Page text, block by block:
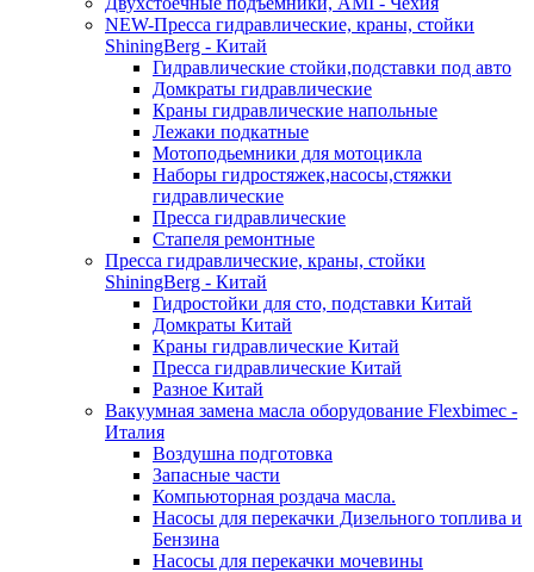
NEW-Пресса гидравлические, краны, стойки
ShiningBerg - Китай
Гидравлические стойки,подставки под авто
Домкраты гидравлические
Краны гидравлические напольные
Лежаки подкатные
Мотоподьемники для мотоцикла
Наборы гидростяжек,насосы,стяжки
гидравлические
Пресса гидравлические
Стапеля ремонтные
Пресса гидравлические, краны, стойки
ShiningBerg - Китай
Гидростойки для сто, подставки Китай
Домкраты Китай
Краны гидравлические Китай
Пресса гидравлические Китай
Разное Китай
Вакуумная замена масла оборудование Flexbimeс -
Италия
Воздушна подготовка
Запасные части
Компьюторная роздача масла.
Насосы для перекачки Дизельного топлива и
Бензина
Насосы для перекачки мочевины